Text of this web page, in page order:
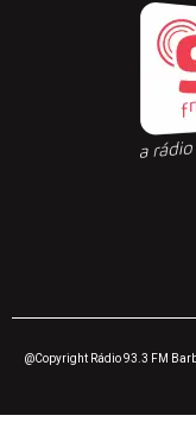
@Copyright Rádio 93.3 FM